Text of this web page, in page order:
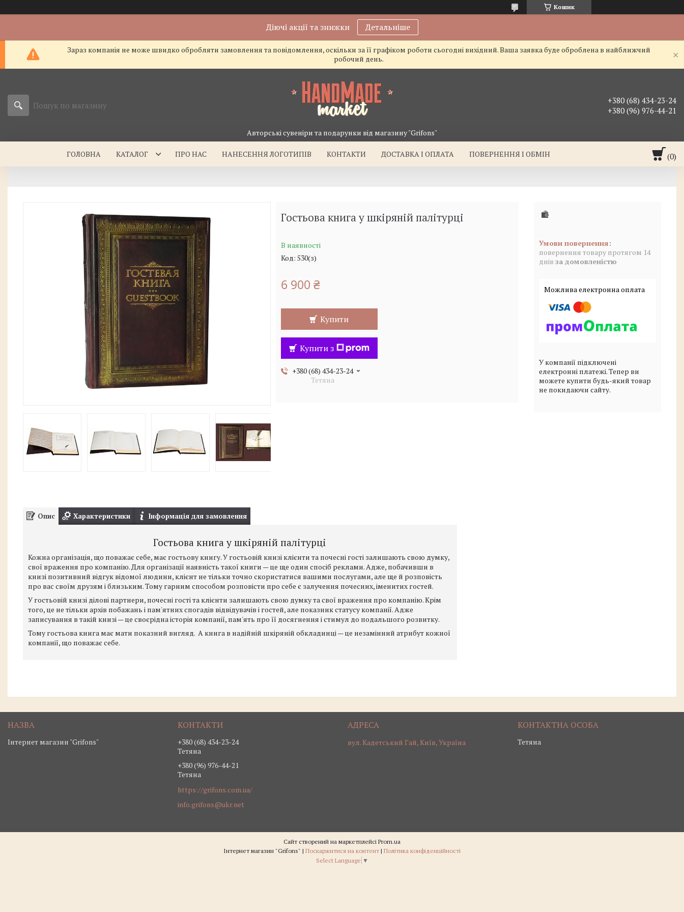
Кошик
Діючі акції та знижки Детальніше
Зараз компанія не може швидко обробляти замовлення та повідомлення, оскільки за її графіком роботи сьогодні вихідний. Ваша заявка буде оброблена в найближчий
робочий день.
Авторські сувеніри та подарунки від магазину "Grifons"
+380 (68) 434-23-24
+380 (96) 976-44-21
ГОЛОВНА КАТАЛОГ ПРО НАС НАНЕСЕННЯ ЛОГОТИПІВ КОНТАКТИ ДОСТАВКА І ОПЛАТА ПОВЕРНЕННЯ І ОБМІН
Гостьова книга у шкіряній палітурці
В наявності
Код: 530(з)
6 900 ₴
Купити
Купити з
+380 (68) 434-23-24
Тетяна
повернення товару протягом 14
днів за домовленістю
У компанії підключені
електронні платежі. Тепер ви
можете купити будь-який товар
не покидаючи сайту.
Опис Характеристики Інформація для замовлення
Гостьова книга у шкіряній палітурці
Кожна організація, що поважає себе, має гостьову книгу. У гостьовій книзі клієнти та почесні гості залишають свою думку,
свої враження про компанію. Для організації наявність такої книги — це ще один спосіб реклами. Адже, побачивши в
книзі позитивний відгук відомої людини, клієнт не тільки точно скористатися вашими послугами, але ще й розповість
про вас своїм друзям і близьким. Тому гарним способом розповісти про себе є залучення почесних, іменитих гостей.
У гостьовій книзі ділові партнери, почесні гості та клієнти залишають свою думку та свої враження про компанію. Крім
того, це не тільки архів побажань і пам'ятних спогадів відвідувачів і гостей, але показник статусу компанії. Адже
записування в такій книзі — це своєрідна історія компанії, пам'ять про її досягнення і стимул до подальшого розвитку.
Тому гостьова книга має мати показний вигляд. А книга в надійній шкіряній обкладинці — це незамінний атрибут кожної
компанії, що поважає себе.
Інтернет магазин "Grifons"
+380 (68) 434-23-24
Тетяна
+380 (96) 976-44-21
Тетяна
https://grifons.com.ua/
info.grifons@ukr.net
вул. Кадетський Гай, Київ, Україна Тетяна
Сайт створений на маркетплейсі Prom.ua
Інтернет магазин "Grifons" | Поскаржитися на контент | Політика конфіденційності
Select Language ▼